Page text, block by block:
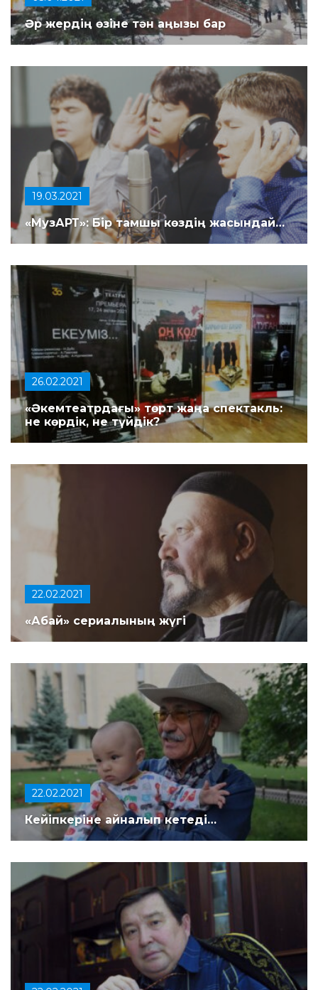
Әр жердің өзіне тән аңызы бар
19.03.2021
«МузАРТ»: Бір тамшы көздің жасындай…
26.02.2021
«Әкемтеатрдағы» төрт жаңа спектакль:
не көрдік, не түйдік?
22.02.2021
«Абай» сериалының жүгі
22.02.2021
Кейіпкеріне айналып кетеді…